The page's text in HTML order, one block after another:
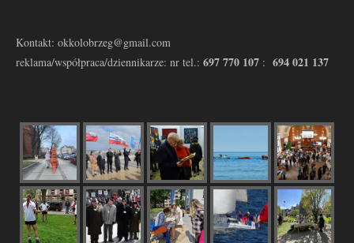
Kontakt: okkolobrzeg@gmail.com
reklama/współpraca/dziennikarze: nr tel.: 697 770 107 : 694 021 137